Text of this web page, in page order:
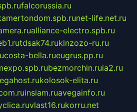
falcorussia.ru
net-life.net.ru
alliance-electro.spb.ru
tdsak74.rukinzozo-ru.ru
costa-bella.rueugrus.pp.ru
bezmorchin.ruia2.ru
kolosok-elita.ru
insiam.ruavegainfo.ru
vlast16.rukorru.net